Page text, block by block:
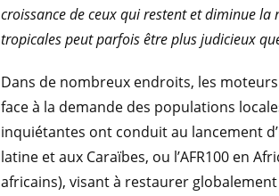
croissance de ceux qui restent et diminue
tropicales peut parfois être plus judicieux
Dans de nombreux endroits, les
face à la demande des populations
inquiétantes ont conduit au lancement
latine et aux Caraïbes, ou l’AFR100 en
africains), visant à restaurer